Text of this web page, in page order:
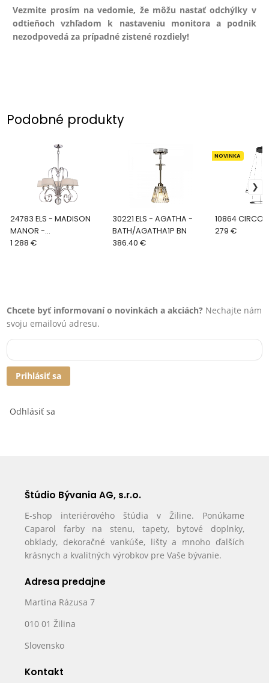
Vezmite prosím na vedomie, že môžu nastať odchýlky v
odtieňoch vzhľadom k nastaveniu monitora a podnik
nezodpovedá za prípadné zistené rozdiely!
Podobné produkty
24783 ELS - MADISON
MANOR -
QZ/MADISONM5 IS
1 288 €
30221 ELS - AGATHA -
BATH/AGATHA1P BN
386.40 €
10864
NOVINKA
279 €
Chcete byť informovaní o novinkách a akciách? Nechajte nám
svoju emailovú adresu.
Prihlásiť sa
Odhlásiť sa
Štúdio Bývania AG, s.r.o.
E-shop interiérového štúdia v Žiline. Ponúkame
Caparol farby na stenu, tapety, bytové doplnky,
obklady, dekoračné vankúše, lišty a mnoho ďalších
krásnych a kvalitných výrobkov pre Vaše bývanie.
Adresa predajne
Martina Rázusa 7
010 01 Žilina
Slovensko
Kontakt